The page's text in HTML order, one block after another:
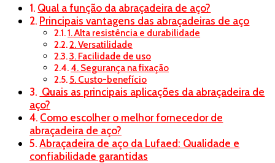
Qual a função da abraçadeira de aço?
Principais vantagens das abraçadeiras de aço
1. Alta resistência e durabilidade
2. Versatilidade
3. Facilidade de uso
4. Segurança na fixação
5. Custo-benefício
Quais as principais aplicações da abraçadeira de
aço?
Como escolher o melhor fornecedor de
abraçadeira de aço?
Abraçadeira de aço da Lufaed: Qualidade e
confiabilidade garantidas